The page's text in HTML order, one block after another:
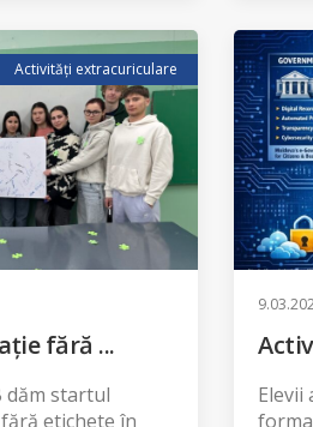
Activități extracuriculare
fără ...
dăm startul
etichete în
Elevii